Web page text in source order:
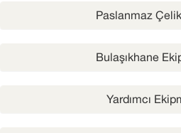
Paslanmaz
Bulaşıkhane
Yardımcı